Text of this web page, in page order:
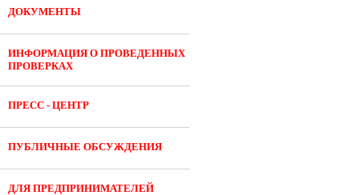
ДОКУМЕНТЫ
ИНФОРМАЦИЯ О ПРОВЕДЕННЫХ
ПРОВЕРКАХ
ПРЕСС - ЦЕНТР
ПУБЛИЧНЫЕ ОБСУЖДЕНИЯ
ДЛЯ ПРЕДПРИНИМАТЕЛЕЙ